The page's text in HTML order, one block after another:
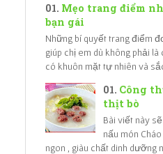
Mẹo trang điểm
bạn gái
Những bí quyết trang điểm
giúp chị em dù không phải
có khuôn mặt tự nhiên và
Công
thịt bò
Bài viết này
nấu món
ngon , giàu chất dinh dưỡng